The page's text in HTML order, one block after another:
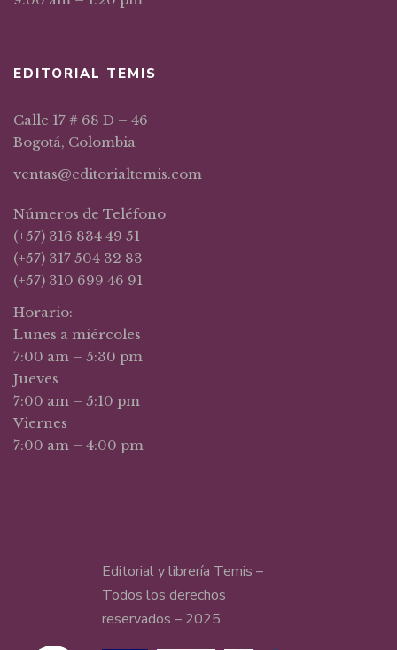
EDITORIAL TEMIS
Calle 17 # 68 D – 46
Bogotá, Colombia
ventas@editorialtemis.com
Números de Teléfono
(+57) 316 834 49 51
(+57) 317 504 32 83
(+57) 310 699 46 91
Horario:
Lunes a miércoles
7:00 am – 5:30 pm
Jueves
7:00 am – 5:10 pm
Viernes
7:00 am – 4:00 pm
Editorial y librería Temis –
Todos los derechos
reservados – 2025